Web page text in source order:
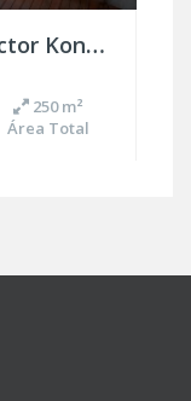
Apartamento no bairro Victor Konder
250 m²
Área Total